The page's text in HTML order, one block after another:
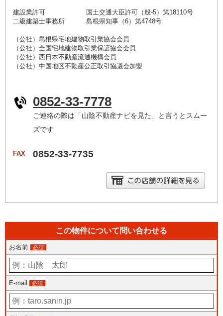
建設業許可 国土交通大臣許可（般-5）第18110号
二級建築士事務所 島根県知事（6）第4748号
（公社）島根県宅地建物取引業協会会員
（公社）全国宅地建物取引業保証協会会員
（公社）西日本不動産流通機構会員
（公社）中国地区不動産公正取引協議会加盟
0852-33-7778
ご連絡の際は「山陰不動産ナビを見た」と言うとスムー
ズです
FAX 0852-33-7735